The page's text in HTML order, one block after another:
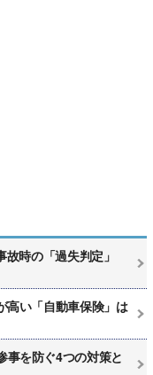
時の「過失判定」
高い「自動車保険」は
を防ぐ4つの対策と